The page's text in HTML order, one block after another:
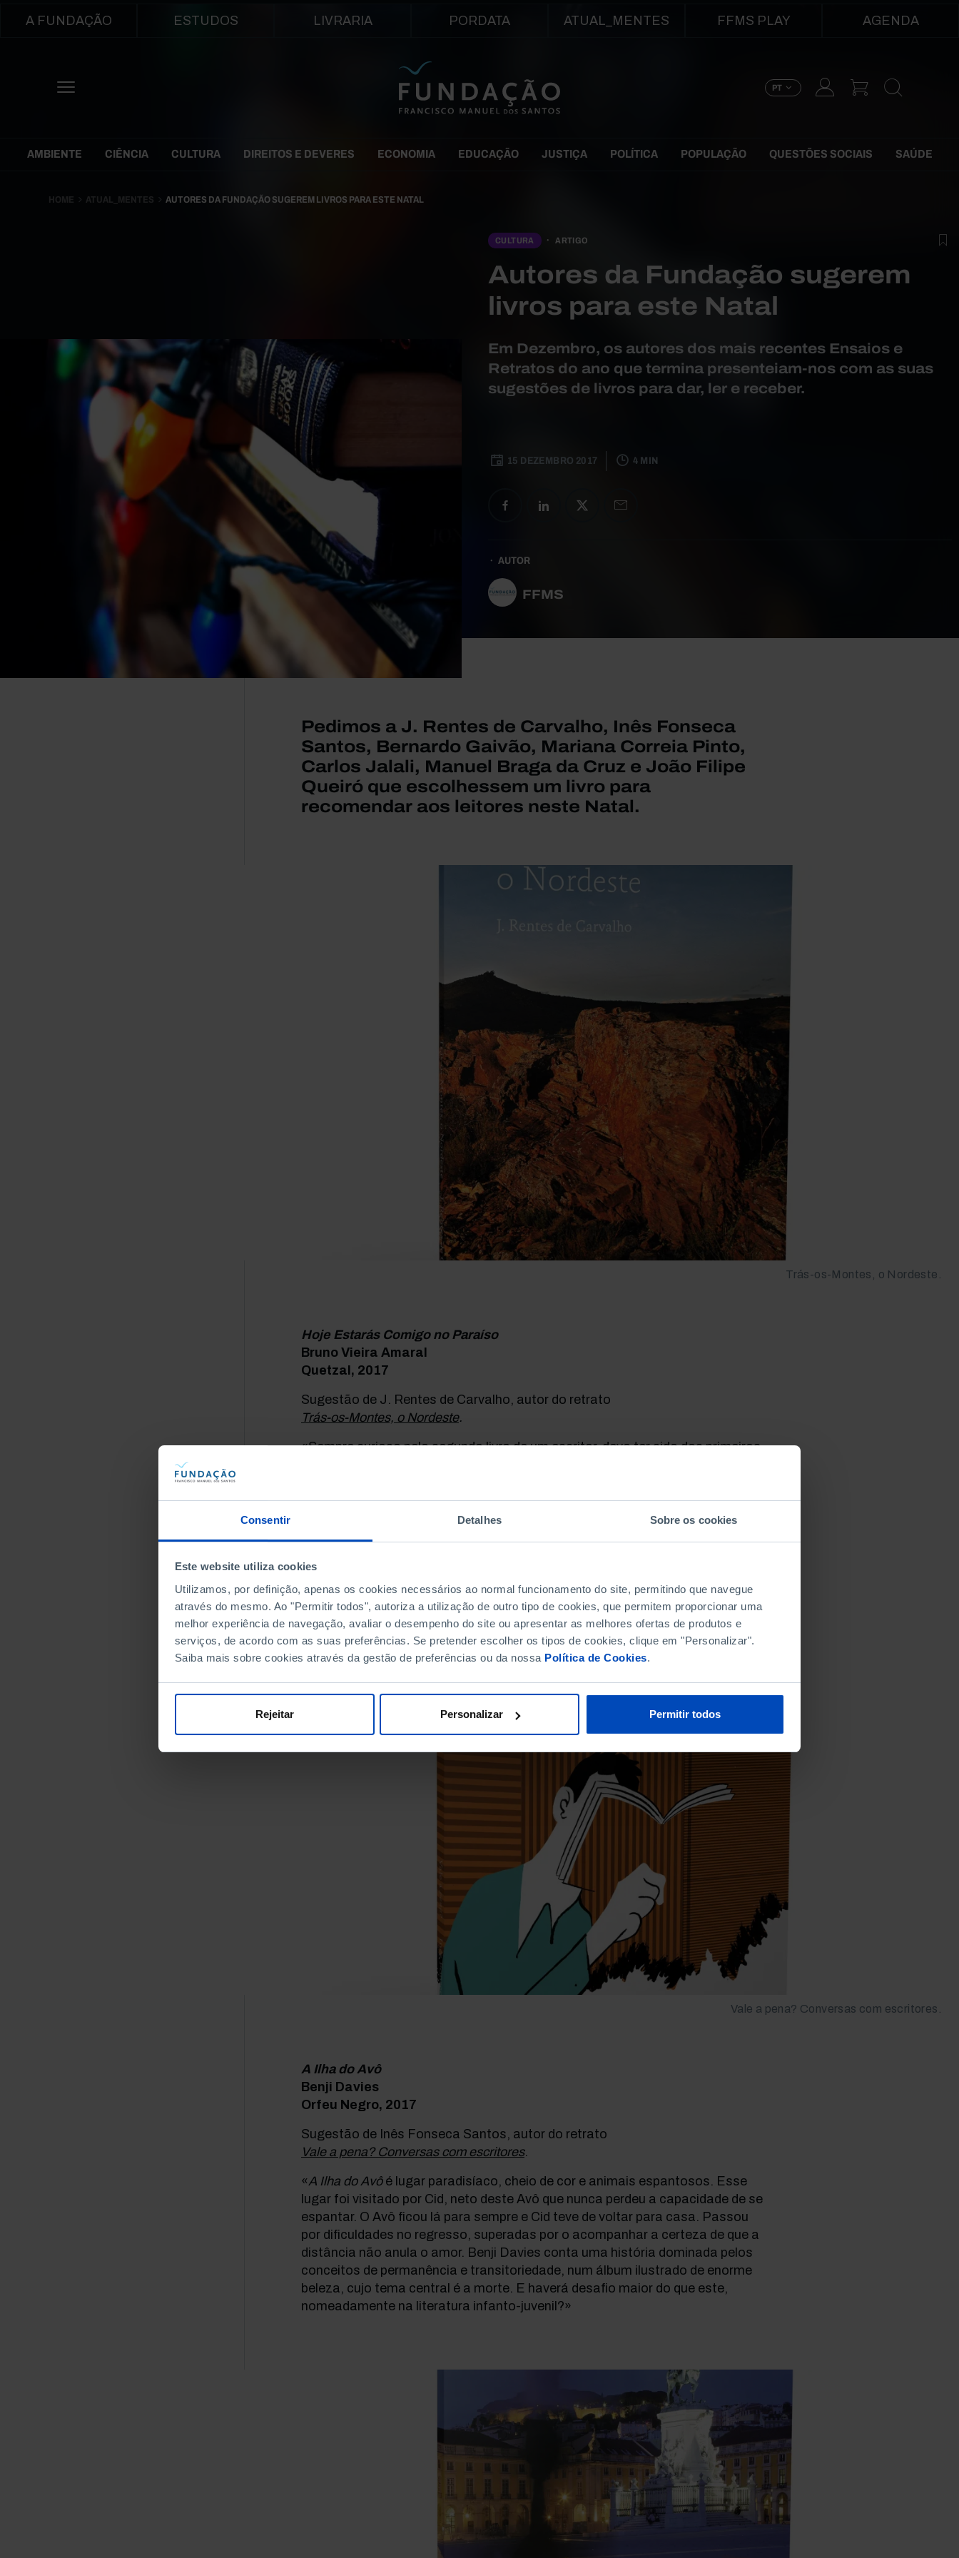
Consentir Detalhes Sobre os cookies
Este website utiliza cookies
Utilizamos, por definição, apenas os cookies necessários ao normal funcionamento do site, permitindo que navegue
através do mesmo. Ao "Permitir todos", autoriza a utilização de outro tipo de cookies, que permitem proporcionar uma
melhor experiência de navegação, avaliar o desempenho do site ou apresentar as melhores ofertas de produtos e
serviços, de acordo com as suas preferências. Se pretender escolher os tipos de cookies, clique em "Personalizar".
Saiba mais sobre cookies através da gestão de preferências ou da nossa Política de Cookies.
Rejeitar Personalizar Permitir todos
Main navigation
A FUNDAÇÃO ESTUDOS LIVRARIA PORDATA ATUAL_MENTES FFMS PLAY AGENDA
PT
Themes Menu
AMBIENTE CIÊNCIA CULTURA DIREITOS E DEVERES ECONOMIA EDUCAÇÃO JUSTIÇA POLÍTICA POPULAÇÃO QUESTÕES SOCIAIS SAÚDE
HOME ATUAL_MENTES AUTORES DA FUNDAÇÃO SUGEREM LIVROS PARA ESTE NATAL
CULTURA ARTIGO
Autores da Fundação sugerem
livros para este Natal
Em Dezembro, os autores dos mais recentes Ensaios e
Retratos do ano que termina presenteiam-nos com as suas
sugestões de livros para dar, ler e receber.
15 DEZEMBRO 2017 4 MIN
AUTOR
FFMS
Pedimos a J. Rentes de Carvalho, Inês Fonseca
Santos, Bernardo Gaivão, Mariana Correia Pinto,
Carlos Jalali, Manuel Braga da Cruz e João Filipe
Queiró que escolhessem um livro para
recomendar aos leitores neste Natal.
Trás-os-Montes, o Nordeste.
Hoje Estarás Comigo no Paraíso
Bruno Vieira Amaral
Quetzal, 2017
Sugestão de J. Rentes de Carvalho, autor do retrato
Trás-os-Montes, o Nordeste.
«Sempre curioso pelo segundo livro de um escritor, devo ter sido dos primeiros
nos um caleidoscópio da Outra Banda que, apenas separada pelo Tejo,
parece a anos-luz do Chiado. É outro mundo, sente-se o leitor desnorteado
entre a realidade e a ficção.»
Vale a pena? Conversas com escritores.
A Ilha do Avô
Benji Davies
Orfeu Negro, 2017
Sugestão de Inês Fonseca Santos, autor do retrato
Vale a pena? Conversas com escritores.
«A Ilha do Avôé lugar paradisíaco, cheio de cor e animais espantosos. Esse
lugar foi visitado por Cid, neto deste Avô que nunca perdeu a capacidade de se
espantar. O Avô ficou lá para sempre e Cid teve de voltar para casa. Passou
por dificuldades no regresso, superadas por o acompanhar a certeza de que a
distância não anula o amor. Benji Davies conta uma história dominada pelos
conceitos de permanência e transitoriedade, num álbum ilustrado de enorme
beleza, cujo tema central é a morte. E haverá desafio maior do que este,
nomeadamente na literatura infanto-juvenil?»